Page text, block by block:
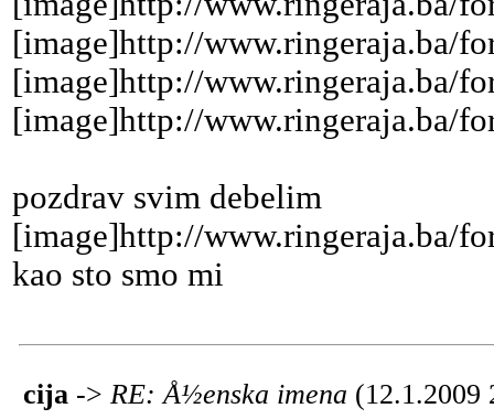
[image]http://www.ringeraja.ba/
[image]http://www.ringeraja.ba/
[image]http://www.ringeraja.ba/
pozdrav svim debelim
[image]http://www.ringeraja.ba/
kao sto smo mi
cija -> RE: Å½enska imena (12.1.2009